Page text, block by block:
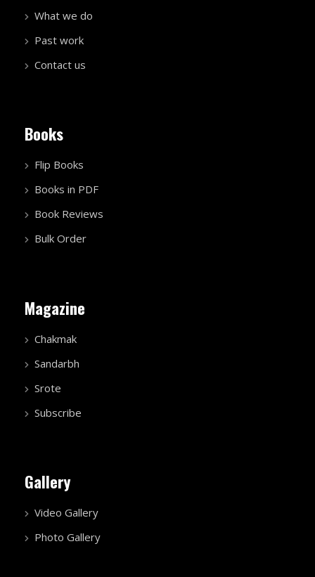
What we do
Past work
Contact us
Books
Flip Books
Books in PDF
Book Reviews
Bulk Order
Magazine
Chakmak
Sandarbh
Srote
Subscribe
Gallery
Video Gallery
Photo Gallery